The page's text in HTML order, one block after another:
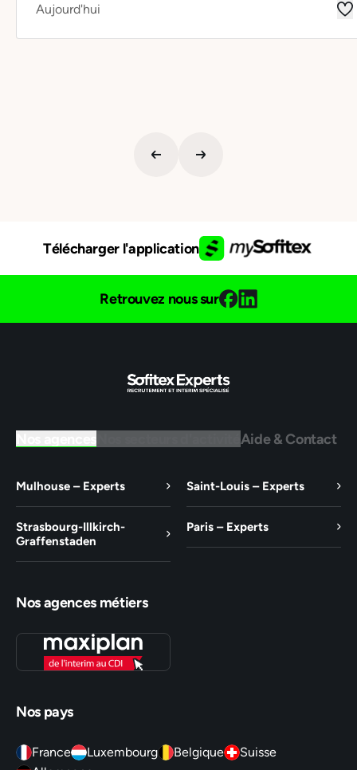
Aujourd'hui
Télécharger l'application
Retrouvez nous sur
Aide & Contact
Mulhouse – Experts Saint-Louis – Experts
Strasbourg-Illkirch-
Graffenstaden
Paris – Experts
Nos agences métiers
Nos pays
France Luxembourg Belgique
Suisse